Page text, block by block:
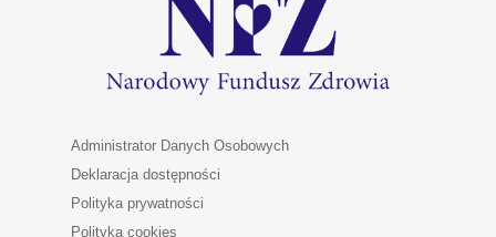
Administrator Danych Osobowych
Deklaracja dostępności
Polityka prywatności
Polityka cookies